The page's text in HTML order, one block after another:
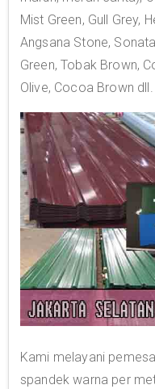
Mist Green, Gull Grey,
Angsana Stone,
Green, Tobak Brown,
Olive, Cocoa Brown dll.
Kami melayani
spandek warna per